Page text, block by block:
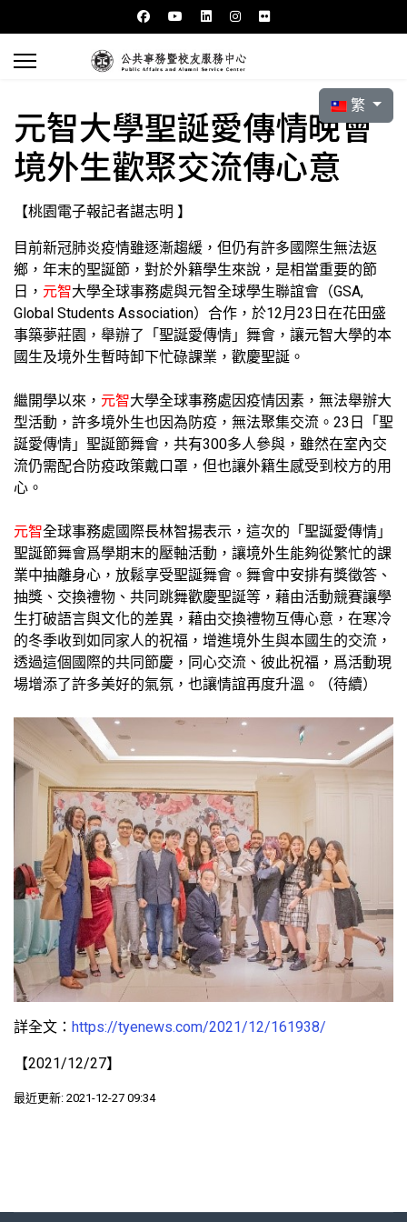
選擇你的語言
繁
元智大學聖誕愛傳情晚會
境外生歡聚交流傳心意
【桃園電子報記者諶志明 】
目前新冠肺炎疫情雖逐漸趨緩，但仍有許多國際生無法返
鄉，年末的聖誕節，對於外籍學生來說，是相當重要的節
日， 元智大學全球事務處與元智全球學生聯誼會（GSA,
Global Students Association）合作，於12月23日在花田盛
事築夢莊園，舉辦了「聖誕愛傳情」舞會，讓元智大學的本
國生及境外生暫時卸下忙碌課業，歡慶聖誕。
繼開學以來， 元智大學全球事務處因疫情因素，無法舉辦大
型活動，許多境外生也因為防疫，無法聚集交流。23日「聖
誕愛傳情」聖誕節舞會，共有300多人參與，雖然在室內交
流仍需配合防疫政策戴口罩，但也讓外籍生感受到校方的用
心。
元智全球事務處國際長林智揚表示，這次的「聖誕愛傳情」
聖誕節舞會爲學期末的壓軸活動，讓境外生能夠從繁忙的課
業中抽離身心，放鬆享受聖誕舞會。舞會中安排有獎徵答、
抽獎、交換禮物、共同跳舞歡慶聖誕等，藉由活動競賽讓學
生打破語言與文化的差異，藉由交換禮物互傳心意，在寒冷
的冬季收到如同家人的祝福，增進境外生與本國生的交流，
透過這個國際的共同節慶，同心交流、彼此祝福，爲活動現
場增添了許多美好的氣氛，也讓情誼再度升溫。（待續）
詳全文： https://tyenews.com/2021/12/161938/
【2021/12/27】
最近更新: 2021-12-27 09:34